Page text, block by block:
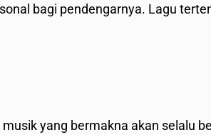
bagi pendengarnya. Lagu
yang bermakna akan selalu